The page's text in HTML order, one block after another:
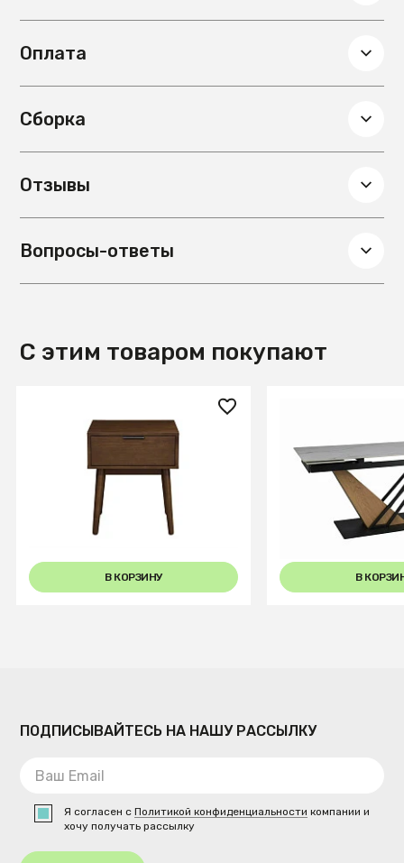
Оплата
Сборка
Отзывы
Вопросы-ответы
С этим товаром покупают
23 800 ₽
Тумба прикроватная Halmar
CASSINA (орех)
В КОРЗИНУ
Стол обеденный
GENESIS 160
(белый/дуб)
В
ПОДПИСЫВАЙТЕСЬ НА НАШУ РАССЫЛКУ
Я согласен сПолитикой конфиденциальности компании и
хочу получать рассылку